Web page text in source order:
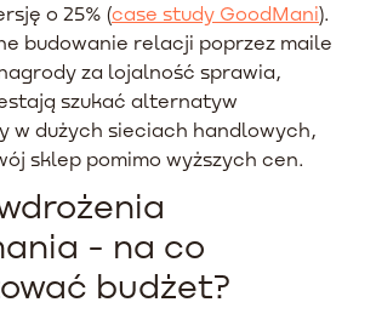
o 25% (case study GoodMani).
budowanie relacji poprzez maile
za lojalność sprawia,
szukać alternatyw
w dużych sieciach handlowych,
sklep pomimo wyższych cen.
- na co
budżet?